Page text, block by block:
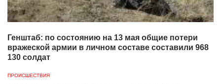
Генштаб: по состоянию на 13 мая общие потери
вражеской армии в личном составе составили 968
130 солдат
ПРОИСШЕСТВИЯ